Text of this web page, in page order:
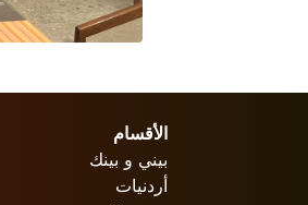
الأقسام
بيني و بينك
أردنيات